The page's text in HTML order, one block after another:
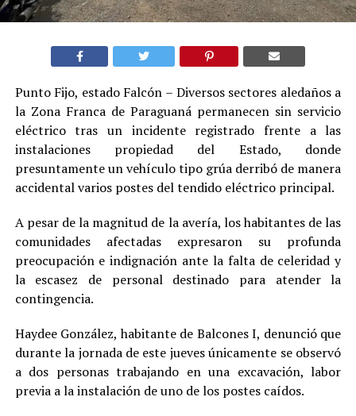
Punto Fijo, estado Falcón – Diversos sectores aledaños a
la Zona Franca de Paraguaná permanecen sin servicio
eléctrico tras un incidente registrado frente a las
instalaciones propiedad del Estado, donde
presuntamente un vehículo tipo grúa derribó de manera
accidental varios postes del tendido eléctrico principal.
A pesar de la magnitud de la avería, los habitantes de las
comunidades afectadas expresaron su profunda
preocupación e indignación ante la falta de celeridad y
la escasez de personal destinado para atender la
contingencia.
Haydee González, habitante de Balcones I, denunció que
durante la jornada de este jueves únicamente se observó
a dos personas trabajando en una excavación, labor
previa a la instalación de uno de los postes caídos.